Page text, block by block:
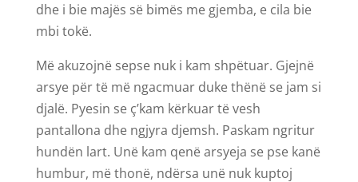
dhe i bie majës së bimës me gjemba, e cila bie
mbi tokë.
Më akuzojnë sepse nuk i kam shpëtuar. Gjejnë
arsye për të më ngacmuar duke thënë se jam si
djalë. Pyesin se ç’kam kërkuar të vesh
pantallona dhe ngjyra djemsh. Paskam ngritur
hundën lart. Unë kam qenë arsyeja se pse kanë
humbur, më thonë, ndërsa unë nuk kuptoj